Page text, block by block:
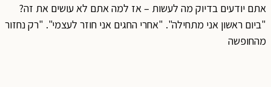
אתם יודעים בדיוק מה לעשות – אז למה אתם לא עושים את זה?
"ביום ראשון אני מתחילה". "אחרי החגים אני חוזר לעצמי". "רק נחזור
מהחופשה